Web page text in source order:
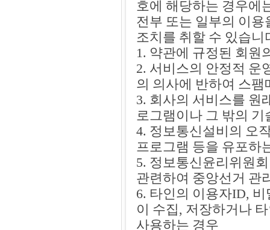
호에 해당하는 경우에
전부 또는 일부의 이
조치를 취할 수 있습니
1. 약관에 규정된 회원
2. 서비스의 안정적 운
의 의사에 반하여 스
3. 회사의 서비스를 원
로그램이나 그 밖의
4. 정보통신설비의 오
프로그램 등을 유포하
5. 정보통신윤리위원
관련하여 중앙선거 관
6. 타인의 이용자ID,
이 수집, 저장하거나
사용하는 경우